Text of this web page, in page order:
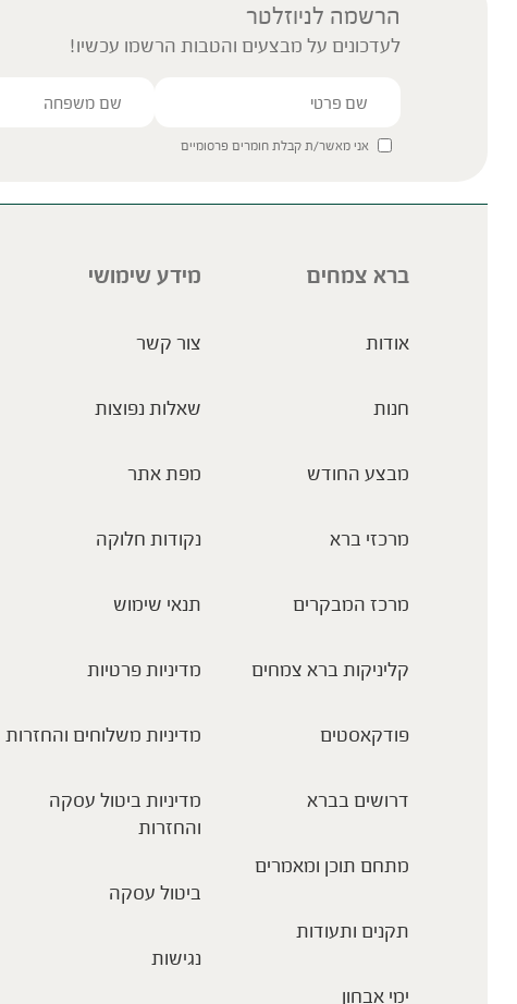
הרשמה לניוזלטר
לעדכונים על מבצעים והטבות הרשמו עכשיו!
אני מאשר/ת קבלת חומרים פרסומיים
ברא צמחים
אודות
חנות
מבצע החודש
מרכזי ברא
מרכז המבקרים
קליניקות ברא צמחים
פודקאסטים
דרושים בברא
מתחם תוכן ומאמרים
תקנים ותעודות
ימי אבחון
מידע שימושי
צור קשר
שאלות נפוצות
מפת אתר
נקודות חלוקה
תנאי שימוש
מדיניות פרטיות
מדיניות משלוחים והחזרות
מדיניות ביטול עסקה
והחזרות
ביטול עסקה
נגישות